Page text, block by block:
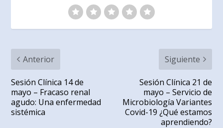
Anterior
Sesión Clínica 14 de
mayo – Fracaso renal
agudo: Una enfermedad
sistémica
Siguiente
Sesión Clínica 21 de
mayo – Servicio de
Microbiología Variantes
Covid-19 ¿Qué estamos
aprendiendo?